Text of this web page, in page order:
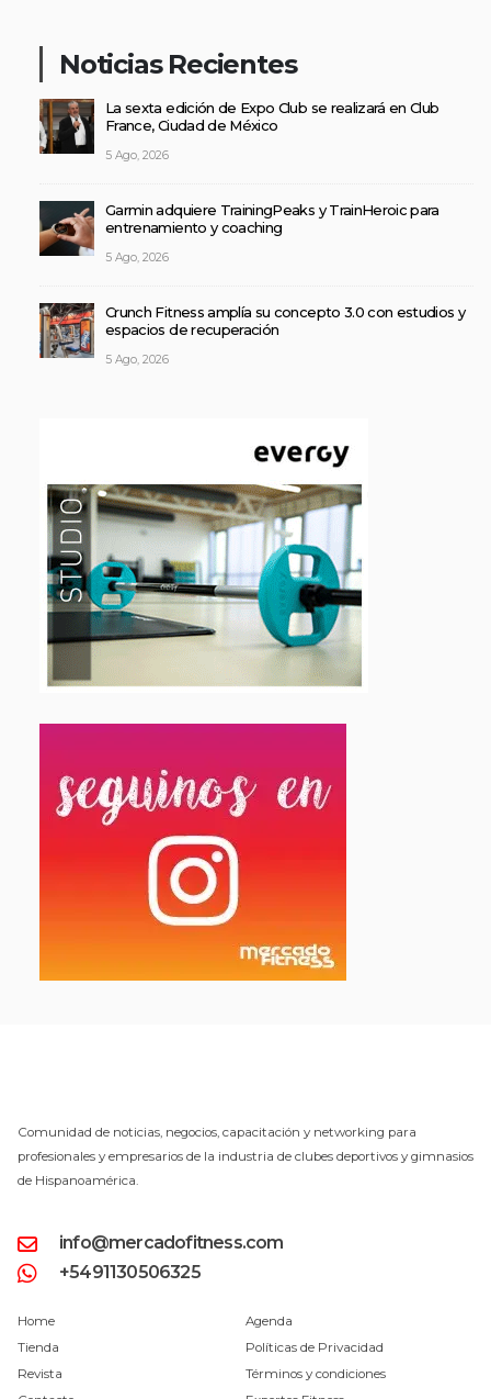
Noticias Recientes
La sexta edición de Expo Club se realizará en Club
France, Ciudad de México
5 Ago, 2026
Garmin adquiere TrainingPeaks y TrainHeroic para
entrenamiento y coaching
5 Ago, 2026
Crunch Fitness amplía su concepto 3.0 con estudios y
espacios de recuperación
5 Ago, 2026
Comunidad de noticias, negocios, capacitación y networking para
profesionales y empresarios de la industria de clubes deportivos y gimnasios
de Hispanoamérica.
info@mercadofitness.com
+5491130506325
Home
Tienda
Revista
Agenda
Políticas de Privacidad
Términos y condiciones